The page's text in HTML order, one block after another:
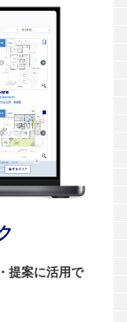
提案に活用で